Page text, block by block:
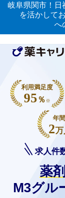
岐阜県関市！日
を活かして
へ
求人件
薬
M3グル
利用満足度
95 ％ ※
年
2